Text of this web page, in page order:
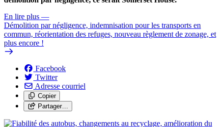
En lire plus —
Démolition par négligence, indemnisation pour les transports en
commun, réorientation des refuges, nouveau règlement de zonage, et
plus encore !
Facebook
Twitter
Adresse courriel
Copier
Partager…